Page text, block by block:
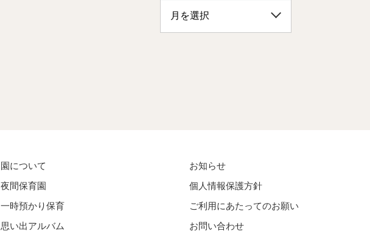
園について
夜間保育園
一時預かり保育
思い出アルバム
お知らせ
個人情報保護方針
ご利用にあたってのお願い
お問い合わせ